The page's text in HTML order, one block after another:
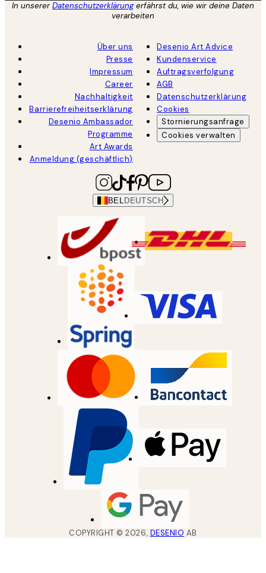
In unsererDatenschutzerklärungerfährst du, wie wir deine Daten
verarbeiten
Über uns
Presse
Impressum
Career
Nachhaltigkeit
Barrierefreiheitserklärung
Desenio Ambassador
Programme
Art Awards
Anmeldung (geschäftlich)
Desenio Art Advice
Kundenservice
Auftragsverfolgung
AGB
Datenschutzerklärung
Cookies
Stornierungsanfrage
Cookies verwalten
BEL DEUTSCH
COPYRIGHT ©2026, DESENIO AB